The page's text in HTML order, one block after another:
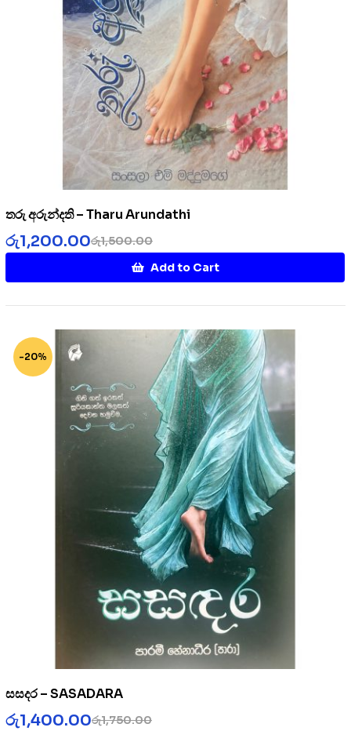
තරු අරුන්දති – Tharu Arundathi
රු1,500.00
රු1,200.00
Add to Cart
-20%
සසදර – SASADARA
රු1,750.00
රු1,400.00